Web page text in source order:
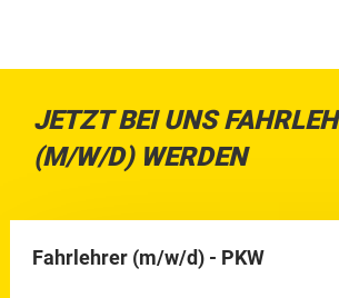
JETZT BEI UNS
(M/W/D) WERDEN
Fahrlehrer (m/w/d) - PKW